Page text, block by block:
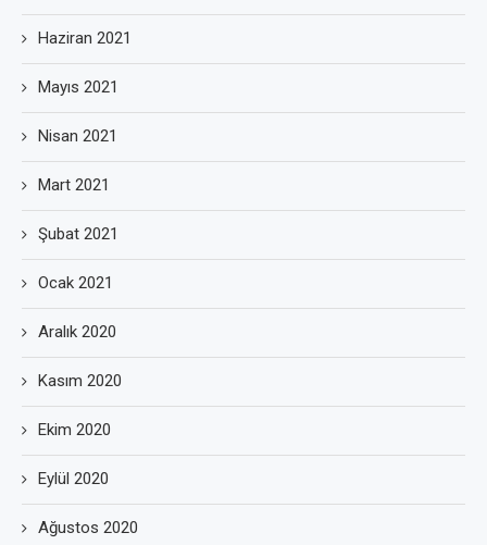
Haziran 2021
Mayıs 2021
Nisan 2021
Mart 2021
Şubat 2021
Ocak 2021
Aralık 2020
Kasım 2020
Ekim 2020
Eylül 2020
Ağustos 2020